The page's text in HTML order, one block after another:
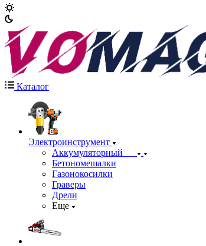
Каталог
Электроинструмент
Аккумуляторный
Бетономешалки
Газонокосилки
Граверы
Дрели
Еще